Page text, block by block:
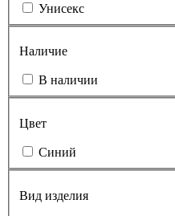
Унисекс
Наличие
В наличии
Цвет
Синий
Вид изделия